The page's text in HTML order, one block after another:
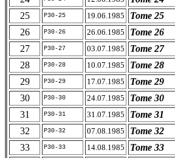
25
P30-25 19.06.1985
Tome 25
26
P30-26 26.06.1985
Tome 26
27
P30-27 03.07.1985
Tome 27
28
P30-28 10.07.1985
Tome 28
29
P30-29 17.07.1985
Tome 29
30
P30-30 24.07.1985
Tome 30
31
P30-31 31.07.1985
Tome 31
32
P30-32 07.08.1985
Tome 32
33
P30-33 14.08.1985
Tome 33